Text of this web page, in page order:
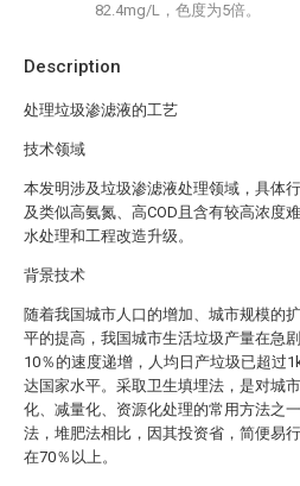
Description
处理垃圾渗滤液的工艺
技术领域
本发明涉及垃圾渗滤液处理领域，具体
及类似高氨氮、高COD且含有较高浓度
水处理和工程改造升级。
背景技术
随着我国城市人口的增加、城市规模的
平的提高，我国城市生活垃圾产量在急
10％的速度递增，人均日产垃圾已超过
达国家水平。采取卫生填埋法，是对城
化、减量化、资源化处理的常用方法之
法，堆肥法相比，因其投资省，简便易
在70％以上。
82.4mg/L，色度为5倍。